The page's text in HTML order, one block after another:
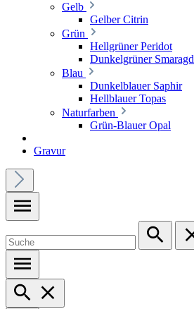
Gelb
Gelber Citrin
Grün
Hellgrüner Peridot
Dunkelgrüner Smaragd
Blau
Dunkelblauer Saphir
Hellblauer Topas
Naturfarben
Grün-Blauer Opal
Gravur